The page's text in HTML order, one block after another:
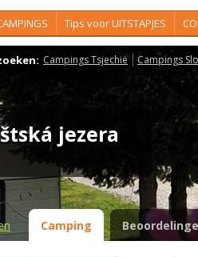
Tips voor UITSTAPJES
Campings Tsjechië Campings
jezera
Camping